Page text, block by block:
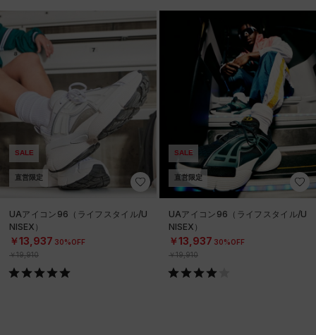
SALE
直営限定
UAアイコン96（ライフスタイル/U
NISEX）
￥13,937 30%OFF
￥19,910
SALE
直営限定
UAアイコン96（ライフスタイル/U
NISEX）
￥13,937 30%OFF
￥19,910